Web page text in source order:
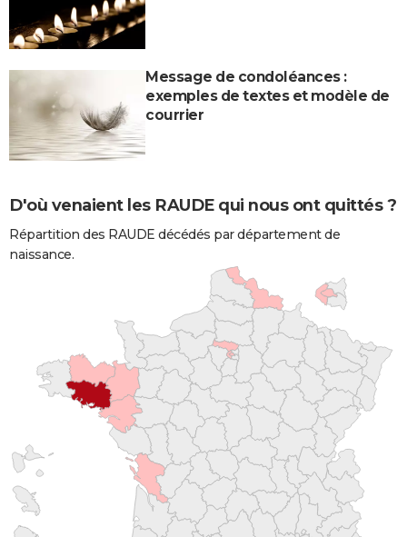
Message de condoléances :
exemples de textes et modèle de
courrier
D'où venaient les RAUDE qui nous ont quittés ?
Répartition des RAUDE décédés par département de
naissance.